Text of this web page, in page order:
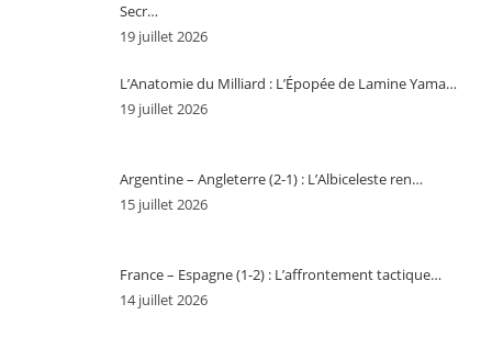
Secr…
19 juillet 2026
L’Anatomie du Milliard : L’Épopée de Lamine Yama…
19 juillet 2026
Argentine – Angleterre (2-1) : L’Albiceleste ren…
15 juillet 2026
France – Espagne (1-2) : L’affrontement tactique…
14 juillet 2026